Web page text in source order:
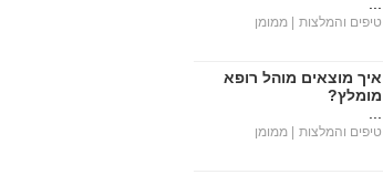
טיפים והמלצות | ממומן
איך מוצאים מוהל רופא
מומלץ?
טיפים והמלצות | ממומן